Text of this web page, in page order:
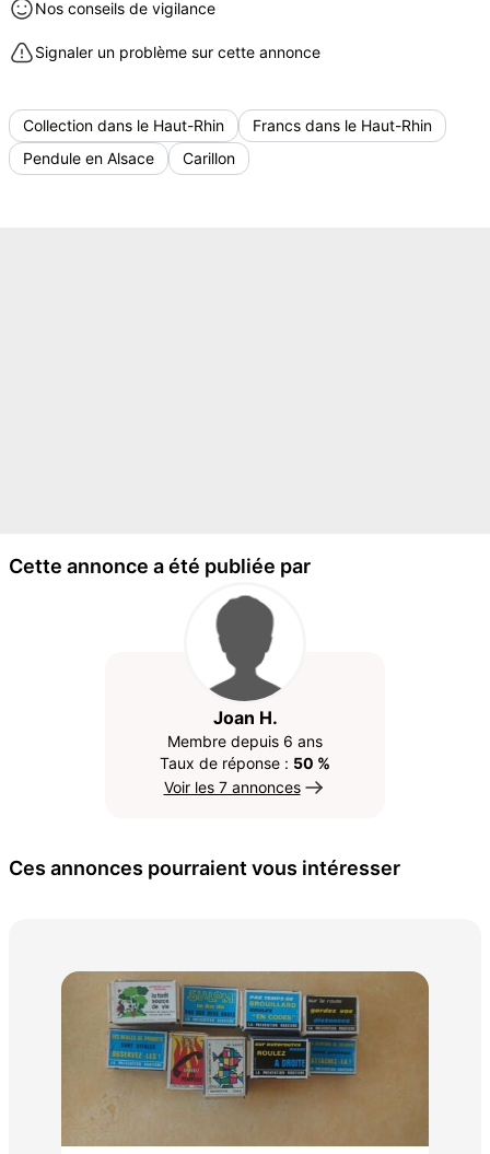
Nos conseils de vigilance
Signaler un problème sur cette annonce
Collection dans le Haut-Rhin
Francs dans le Haut-Rhin
Pendule en Alsace
Carillon
Cette annonce a été publiée par
Joan H.
Membre depuis 6 ans
Taux de réponse : 50 %
Voir les 7 annonces
Ces annonces pourraient vous intéresser